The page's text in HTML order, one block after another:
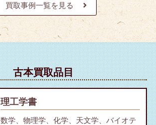
買取事例一覧を見る
古本買取品目
理工学書
数学、物理学、化学、天文学、バイオテ